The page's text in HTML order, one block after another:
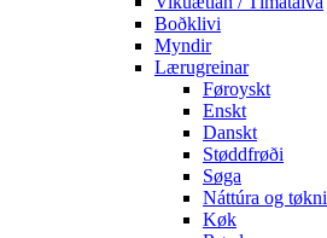
Boðklivi
Myndir
Lærugreinar
Føroyskt
Enskt
Danskt
Støddfrøði
Søga
Náttúra og tøkni
Køk